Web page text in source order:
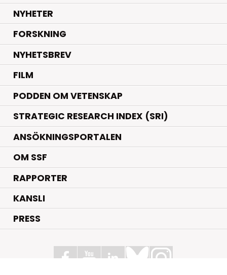
NYHETER.
FORSKNING.
NYHETSBREV
FILM
PODDEN OM VETENSKAP
STRATEGIC RESEARCH INDEX (SRI)
ANSÖKNINGSPORTALEN
OM SSF
RAPPORTER
KANSLI
PRESS